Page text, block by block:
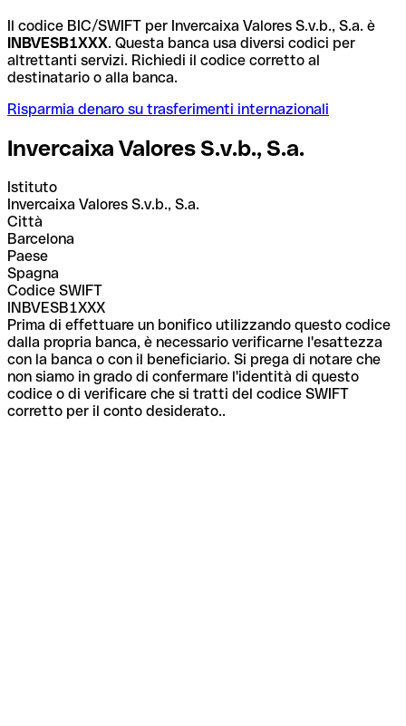
Il codice BIC/SWIFT per Invercaixa Valores S.v.b., S.a. è
INBVESB1XXX. Questa banca usa diversi codici per
altrettanti servizi. Richiedi il codice corretto al
destinatario o alla banca.
Risparmia denaro su trasferimenti internazionali
Invercaixa Valores S.v.b., S.a.
Istituto
Invercaixa Valores S.v.b., S.a.
Città
Barcelona
Paese
Spagna
Codice SWIFT
INBVESB1XXX
Prima di effettuare un bonifico utilizzando questo codice
dalla propria banca, è necessario verificarne l'esattezza
con la banca o con il beneficiario. Si prega di notare che
non siamo in grado di confermare l'identità di questo
codice o di verificare che si tratti del codice SWIFT
corretto per il conto desiderato..